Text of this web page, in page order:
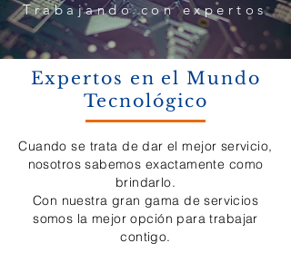
Trabajando con expertos
Expertos en el Mundo
Tecnológico
Cuando se trata de dar el mejor servicio,
nosotros sabemos exactamente como
brindarlo.
Con nuestra gran gama de servicios
somos la mejor opción para trabajar
contigo.